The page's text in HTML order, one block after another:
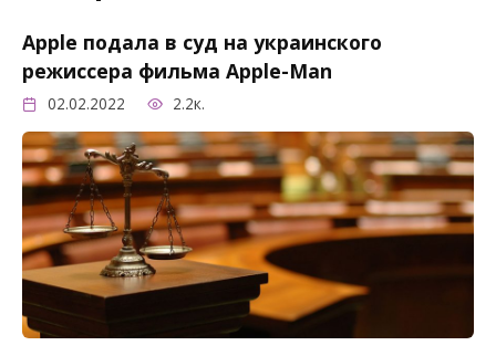
Apple подала в суд на украинского
режиссера фильма Apple-Man
02.02.2022 2.2к.